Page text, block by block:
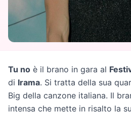
Tu no è il brano in gara al
di Irama. Si tratta della sua
Big della canzone italiana. Il
intensa che mette in risalto la